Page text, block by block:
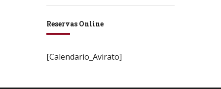
Reservas Online
[Calendario_Avirato]